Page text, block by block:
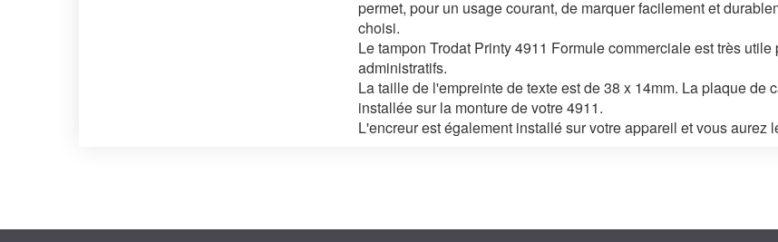
permet, pour un usage courant, de marquer facilement et
choisi.
Le tampon Trodat Printy 4911 Formule commerciale est très
administratifs.
La taille de l'empreinte de texte est de 38 x 14mm. La plaque de
installée sur la monture de votre 4911.
L'encreur est également installé sur votre appareil et vous aurez